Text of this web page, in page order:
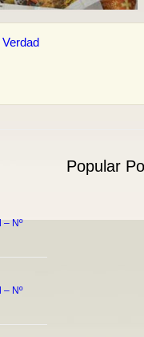
– Nº
– Nº
Popular